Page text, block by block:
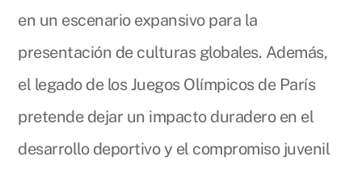
en un escenario expansivo para la
presentación de culturas globales. Además,
el legado de los Juegos Olímpicos de París
pretende dejar un impacto duradero en el
desarrollo deportivo y el compromiso juvenil